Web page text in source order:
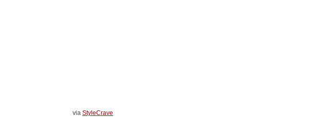
via StyleCrave